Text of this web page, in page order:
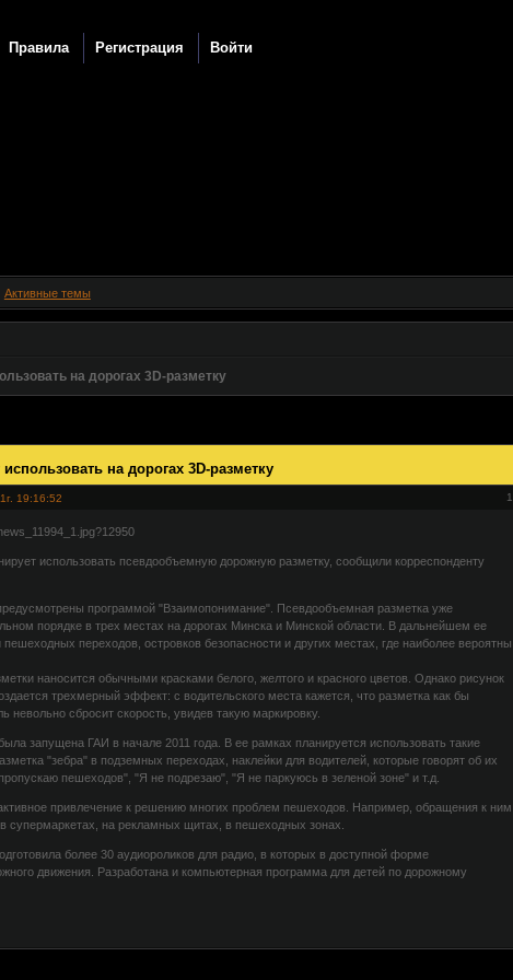
Правила Регистрация Войти
Активные темы
на дорогах 3D-разметку
на дорогах 3D-разметку
1
19:16:52
использовать псевдообъемную дорожную разметку, сообщили корреспонденту
программой "Взаимопонимание". Псевдообъемная разметка уже
порядке в трех местах на дорогах Минска и Минской области. В дальнейшем ее
пешеходных переходов, островков безопасности и других местах, где наиболее вероятны
наносится обычными красками белого, желтого и красного цветов. Однако рисунок
трехмерный эффект: с водительского места кажется, что разметка как бы
невольно сбросит скорость, увидев такую маркировку.
запущена ГАИ в начале 2011 года. В ее рамках планируется использовать такие
"зебра" в подземных переходах, наклейки для водителей, которые говорят об их
пешеходов", "Я не подрезаю", "Я не паркуюсь в зеленой зоне" и т.д.
привлечение к решению многих проблем пешеходов. Например, обращения к ним
супермаркетах, на рекламных щитах, в пешеходных зонах.
более 30 аудиороликов для радио, в которых в доступной форме
движения. Разработана и компьютерная программа для детей по дорожному